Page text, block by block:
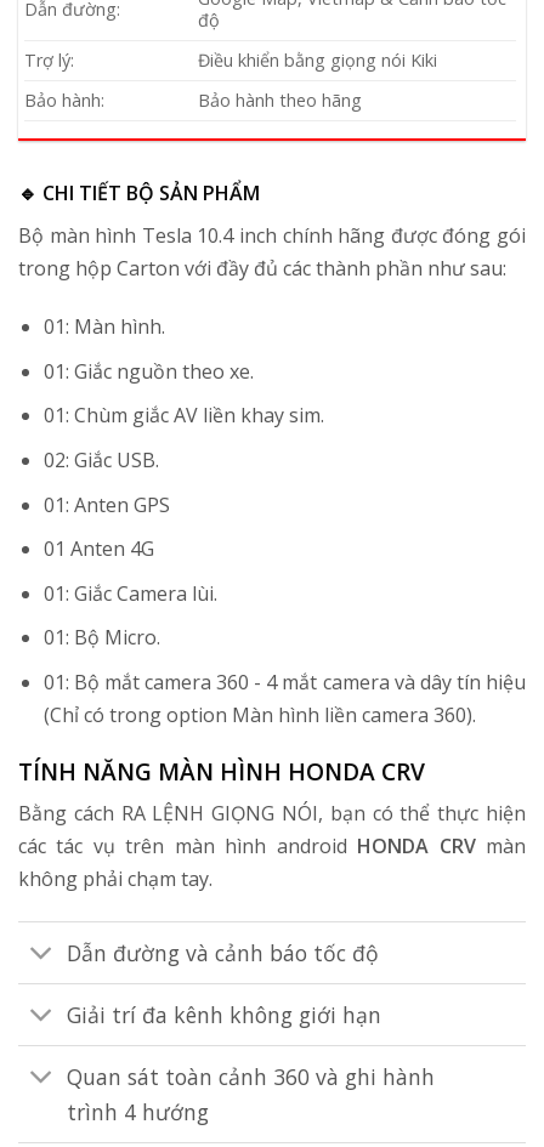
Dẫn đường:
độ
Trợ lý:
Điều khiển bằng giọng nói Kiki
Bảo hành:
Bảo hành theo hãng
🔹 CHI TIẾT BỘ SẢN PHẨM
Bộ màn hình Tesla 10.4 inch chính hãng được đóng gói
trong hộp Carton với đầy đủ các thành phần như sau:
01: Màn hình.
01: Giắc nguồn theo xe.
01: Chùm giắc AV liền khay sim.
02: Giắc USB.
01: Anten GPS
01 Anten 4G
01: Giắc Camera lùi.
01: Bộ Micro.
01: Bộ mắt camera 360 - 4 mắt camera và dây tín hiệu
(Chỉ có trong option Màn hình liền camera 360).
TÍNH NĂNG MÀN HÌNH HONDA CRV
Bằng cách RA LỆNH GIỌNG NÓI, bạn có thể thực hiện
các tác vụ trên màn hình android HONDA CRVmàn
không phải chạm tay.
Dẫn đường và cảnh báo tốc độ
Giải trí đa kênh không giới hạn
Quan sát toàn cảnh 360 và ghi hành
trình 4 hướng